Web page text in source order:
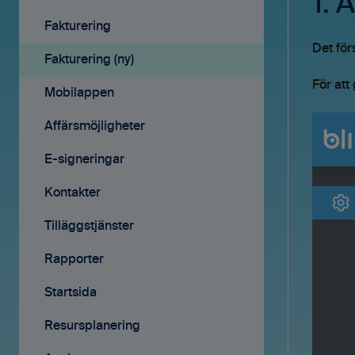
Det
För att
Avtal
Affärsmöjligheter
Rapporter
Samarbete
Mobilappen
Fakturering
Fakturering (ny)
Mobilappen
Affärsmöjligheter
E-signeringar
Kontakter
Tilläggstjänster
Rapporter
Startsida
Resursplanering